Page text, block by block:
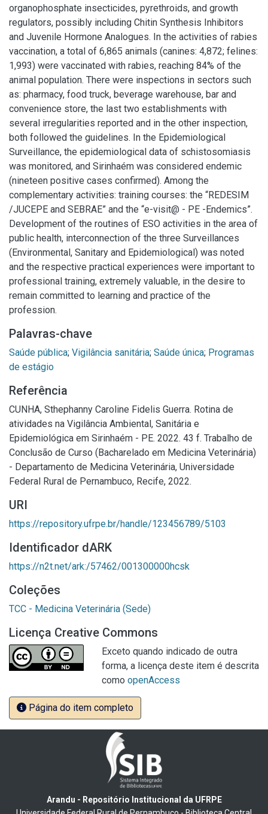
organophosphate insecticides, pyrethroids, and growth
regulators, possibly including Chitin Synthesis Inhibitors
and Juvenile Hormone Analogues. In the activities of rabies
vaccination, a total of 6,865 animals (canines: 4,872; felines:
1,993) were vaccinated with rabies, reaching 84% of the
animal population. There were inspections in sectors such
as: pharmacy, food truck, beverage warehouse, bar and
convenience store, the last two establishments with
several irregularities reported and in the other inspection,
both followed the guidelines. In the Epidemiological
Surveillance, the epidemiological data of schistosomiasis
was monitored, and Sirinhaém was considered endemic
(nineteen positive cases confirmed). Among the
complementary activities: training courses: the “REDESIM
/JUCEPE and SEBRAE” and the “e-visit@ - PE -Endemics”.
Development of the routines of ESO activities in the area of
public health, interconnection of the three Surveillances
(Environmental, Sanitary and Epidemiological) was noted
and the respective practical experiences were important to
professional training, extremely valuable, in the desire to
remain committed to learning and practice of the
profession.
Palavras-chave
Saúde pública; Vigilância sanitária; Saúde única; Programas
de estágio
Referência
CUNHA, Sthephanny Caroline Fidelis Guerra. Rotina de
atividades na Vigilância Ambiental, Sanitária e
Epidemiológica em Sirinhaém - PE. 2022. 43 f. Trabalho de
Conclusão de Curso (Bacharelado em Medicina Veterinária)
- Departamento de Medicina Veterinária, Universidade
Federal Rural de Pernambuco, Recife, 2022.
URI
https://repository.ufrpe.br/handle/123456789/5103
Identificador dARK
https://n2t.net/ark:/57462/001300000hcsk
Coleções
TCC - Medicina Veterinária (Sede)
Licença Creative Commons
Exceto quando indicado de outra
forma, a licença deste item é descrita
como openAccess
Página do item completo
Arandu - Repositório Institucional da UFRPE